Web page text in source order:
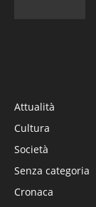
Attualità
Cultura
Società
Senza categoria
Cronaca